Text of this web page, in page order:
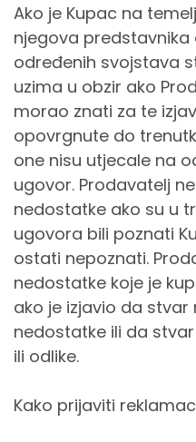
Ako je Kupac na
njegova
određenih svojstava
uzima u obzir ako
morao znati za te
opovrgnute do
one nisu utjecale na
ugovor. Prodavatelj
nedostatke ako su u
ugovora bili poznati
ostati nepoznati.
nedostatke koje je
ako je izjavio da stvar
nedostatke ili da
ili odlike.
Kako prijaviti